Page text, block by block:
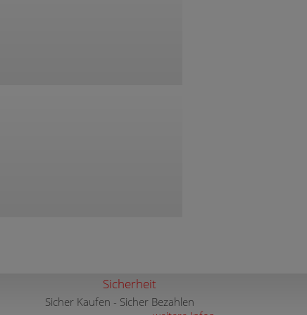
Sicherheit
Sicher Kaufen - Sicher Bezahlen